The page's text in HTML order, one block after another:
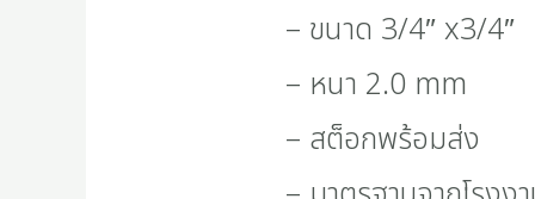
– ขนาด 3/4″ x3/4″
– หนา 2.0 mm
– สต็อกพร้อมส่ง